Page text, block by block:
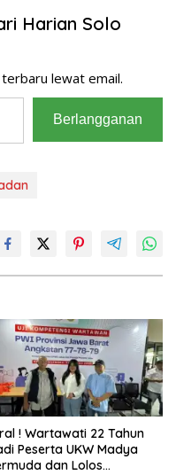
Harian Solo
lewat email.
Berlangganan
! Wartawati 22 Tahun
Peserta UKW Madya
dan Lolos